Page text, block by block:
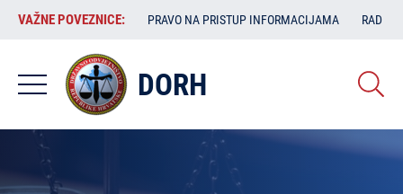
Skoči
sadržaj
VAŽNE
POVEZNICE:
VAŽNE POVEZNICE: PRAVO NA PRISTUP INFORMACIJAMA RAD
DORH